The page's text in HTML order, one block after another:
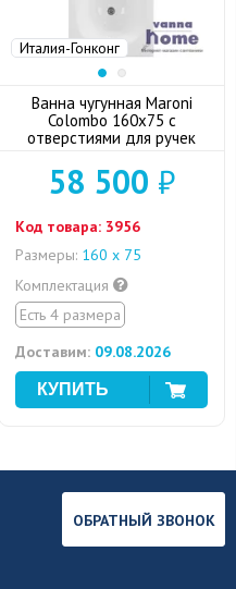
Италия-Гонконг
Ванна чугунная Maroni
Colombo 160x75 с
отверстиями для ручек
58 500 ₽
Код товара: 3956
Размеры: 160 х 75
Комплектация
Есть 4 размера
Доставим: 09.08.2026
ОБРАТНЫЙ ЗВОНОК